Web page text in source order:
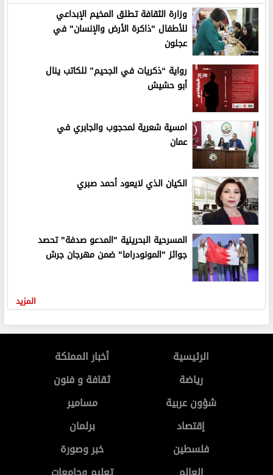
وزارة الثقافة تطلق المخيم الإبداعي
للأطفال "ذاكرة الأرض والإنسان" في
عجلون
رواية “ذكريات في الجحيم” للكاتب ينال
أبو حشيش
امسية شعرية لمحجوب والجابري في
عمان
الكيان الذي لايعود أحمد صبري
المسرحية البحرينية "المدعو صدفة" تحصد
جوائز "المونودراما" ضمن مهرجان جرش
المزيد
الرئيسية
أخبار المملكة
رياضة
ثقافة و فنون
شؤون عربية
مسامير
إقتصاد
برلمان
فلسطين
خبر وصورة